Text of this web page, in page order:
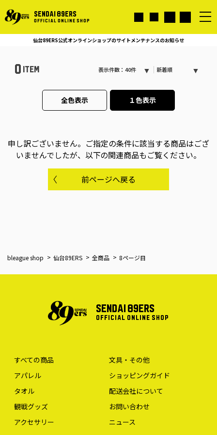
SENDAI 89ERS
OFFICIAL ONLINE SHOP
仙台89ERS公式オンラインショップのサイトメンテナンスのお知らせ
0 ITEM 表示件数：40件 新着順
全色表示 １色表示
申し訳ございません。 ご指定の条件に該当する商品はござ
いませんでしたが、以下の関連商品もご覧ください。
前ページへ戻る
bleague shop 仙台89ERS 全商品 8ページ目
SENDAI 89ERS
OFFICIAL ONLINE SHOP
すべての商品
アパレル
タオル
観戦グッズ
アクセサリー
文具・その他
ショッピングガイド
配送会社について
お問い合わせ
ニュース